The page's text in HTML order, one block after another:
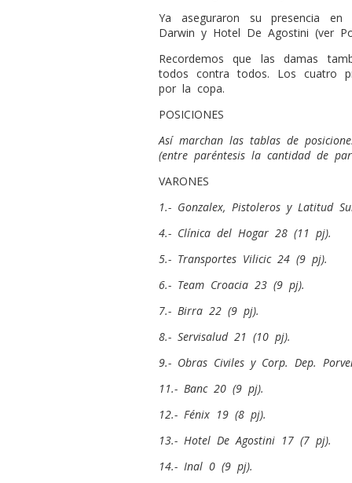
Ya aseguraron su presencia en
Darwin y Hotel De Agostini (ver
Recordemos que las damas
todos contra todos. Los cuatro
por la copa.
POSICIONES
Así marchan las tablas de
(entre paréntesis la cantidad de
VARONES
1.- Gonzalex, Pistoleros y Latitud
4.- Clínica del Hogar 28 (11 pj).
5.- Transportes Vilicic 24 (9 pj).
6.- Team Croacia 23 (9 pj).
7.- Birra 22 (9 pj).
8.- Servisalud 21 (10 pj).
9.- Obras Civiles y Corp. Dep.
11.- Banc 20 (9 pj).
12.- Fénix 19 (8 pj).
13.- Hotel De Agostini 17 (7 pj).
14.- Inal 0 (9 pj).